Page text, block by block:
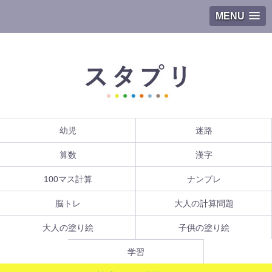
MENU
幼児 迷路
算数 漢字
100マス計算 ナンプレ
脳トレ 大人の計算問題
大人の塗り絵 子供の塗り絵
学習